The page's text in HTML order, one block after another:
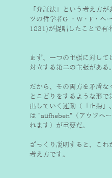
「弁証法」という考え方が
ツの哲学者G ・W・F・ヘ
1831)が提唱したことで有
まず、一つの主張に対して
対立する第二の主張がある。
だから、その両方を矛盾な
とこどりをするような形で
出していく運動（「止揚」
は "aufheben"（アウフヘ
ざっくり説明すると、これ
考え方です。